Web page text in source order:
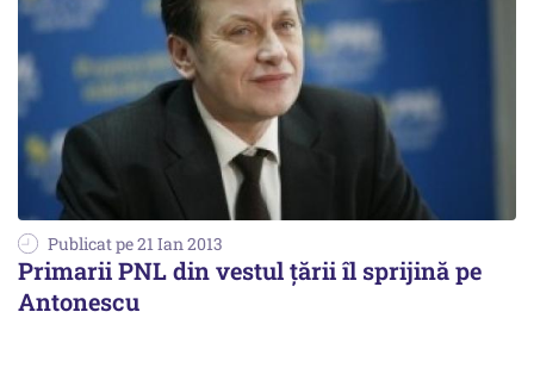
Publicat pe 21 Ian 2013
Primarii PNL din vestul țării îl sprijină pe
Antonescu